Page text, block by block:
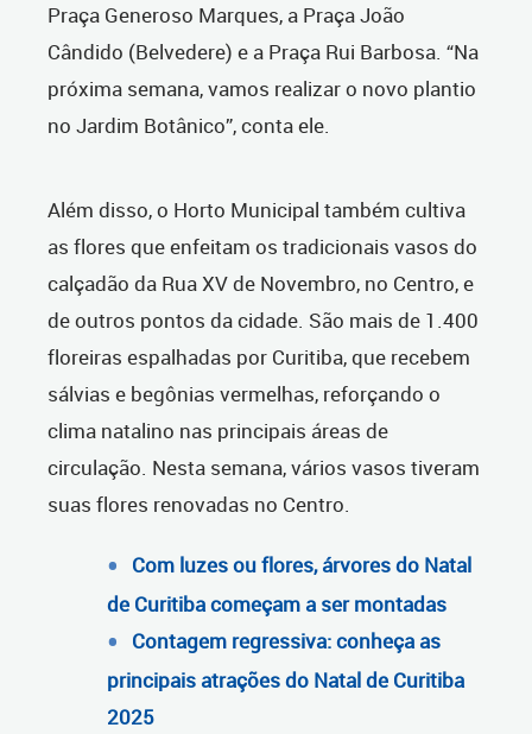
Praça Generoso Marques, a Praça João
Cândido (Belvedere) e a Praça Rui Barbosa. “Na
próxima semana, vamos realizar o novo plantio
no Jardim Botânico”, conta ele.
Além disso, o Horto Municipal também cultiva
as flores que enfeitam os tradicionais vasos do
calçadão da Rua XV de Novembro, no Centro, e
de outros pontos da cidade. São mais de 1.400
floreiras espalhadas por Curitiba, que recebem
sálvias e begônias vermelhas, reforçando o
clima natalino nas principais áreas de
circulação. Nesta semana, vários vasos tiveram
suas flores renovadas no Centro.
Com luzes ou flores, árvores do Natal
de Curitiba começam a ser montadas
Contagem regressiva: conheça as
principais atrações do Natal de Curitiba
2025